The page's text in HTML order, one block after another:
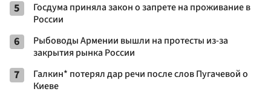
5
Госдума приняла закон о запрете на проживание в
России
6
Рыбоводы Армении вышли на протесты из-за
закрытия рынка России
7
Галкин* потерял дар речи после слов Пугачевой о
Киеве